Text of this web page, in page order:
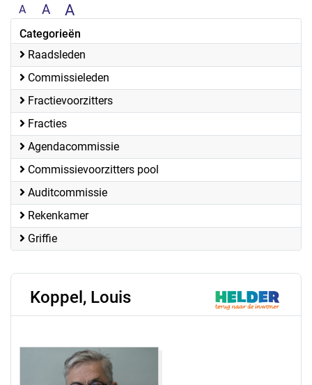
A A A
Categorieën
Raadsleden
Commissieleden
Fractievoorzitters
Fracties
Agendacommissie
Commissievoorzitters pool
Auditcommissie
Rekenkamer
Griffie
Koppel, Louis